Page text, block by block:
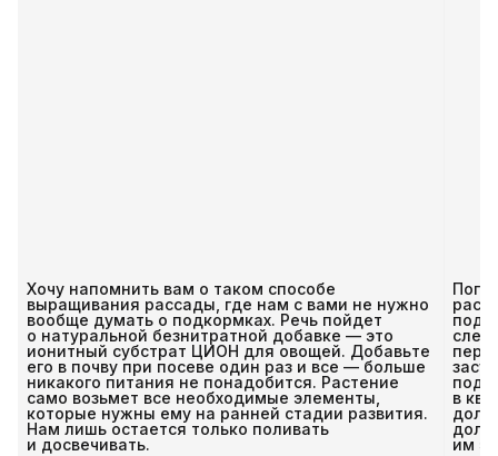
Хочу напомнить вам о таком способе
выращивания рассады, где нам с вами не нужно
вообще думать о подкормках. Речь пойдет
о натуральной безнитратной добавке — это
ионитный субстрат ЦИОН для овощей. Добавьте
его в почву при посеве один раз и все — больше
никакого питания не понадобится. Растение
само возьмет все необходимые элементы,
которые нужны ему на ранней стадии развития.
Нам лишь остается только поливать
и досвечивать.
в
им